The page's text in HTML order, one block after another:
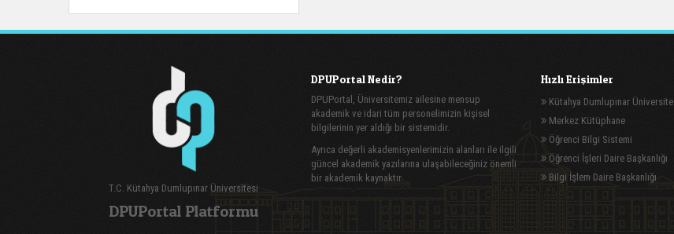
T.C. Kütahya Dumlupınar Üniversitesi
DPUPortal Platformu
DPUPortal Nedir?
DPUPortal, Üniversitemiz ailesine mensup
akademik ve idari tüm personelimizin kişisel
bilgilerinin yer aldığı bir sistemidir.
Ayrıca değerli akademisyenlerimizin alanları ile ilgili
güncel akademik yazılarına ulaşabileceğiniz önemli
bir akademik kaynaktır.
Hızlı Erişimler
Kütahya Dumlupınar
Merkez Kütüphane
Öğrenci Bilgi Sistemi
Öğrenci İşleri Daire Başkanlığı
Bilgi İşlem Daire Başkanlığı